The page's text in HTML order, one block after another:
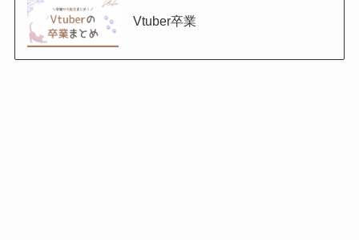
Vtuber卒業